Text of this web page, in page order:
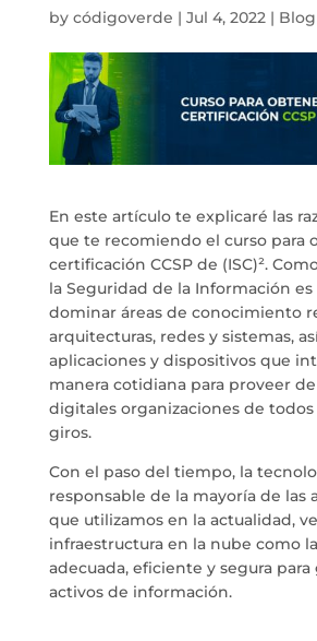
by códigoverde | Jul 4, 2022| Blog
En este artículo te explicaré las
que te recomiendo el curso para
certificación CCSP de (ISC)².
la Seguridad de la Información
dominar áreas de conocimiento
arquitecturas, redes y sistemas,
aplicaciones y dispositivos que
manera cotidiana para proveer
digitales organizaciones de
giros.
Con el paso del tiempo, la
responsable de la mayoría de las
que utilizamos en la actualidad,
infraestructura en la nube como
adecuada, eficiente y segura para
activos de información.